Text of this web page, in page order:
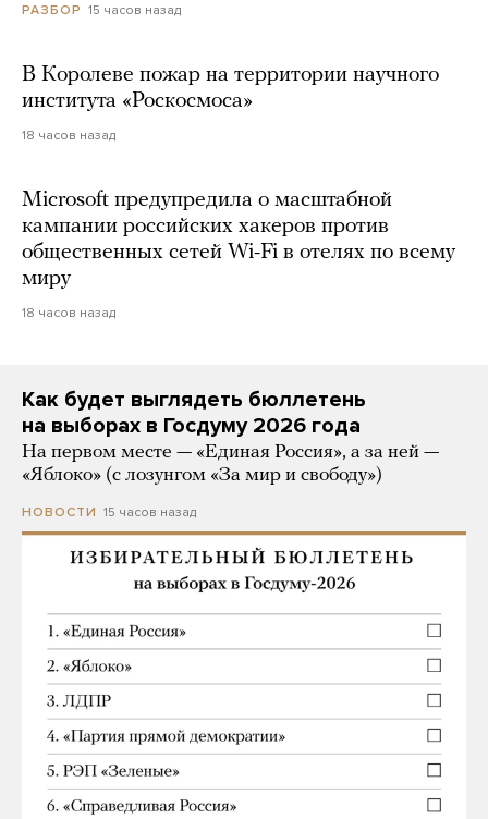
РАЗБОР 15 часов назад
В Королеве пожар на территории научного
института «Роскосмоса»
18 часов назад
Microsoft предупредила о масштабной
кампании российских хакеров против
общественных сетей Wi-Fi в отелях по всему
миру
18 часов назад
Как будет выглядеть бюллетень
на выборах в Госдуму 2026 года
На первом месте — «Единая Россия», а за ней —
«Яблоко» (с лозунгом «За мир и свободу»)
НОВОСТИ 15 часов назад